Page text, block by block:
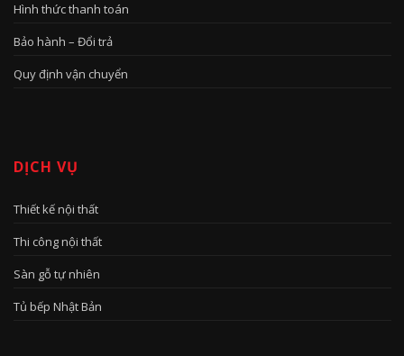
Hình thức thanh toán
Bảo hành – Đổi trả
Quy định vận chuyển
DỊCH VỤ
Thiết kế nội thất
Thi công nội thất
Sàn gỗ tự nhiên
Tủ bếp Nhật Bản